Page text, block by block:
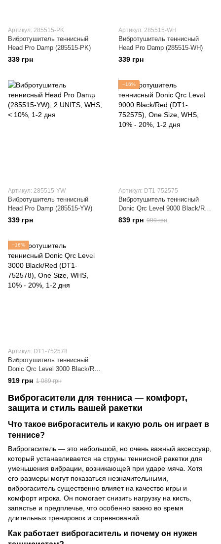
Артикул: 285515-PK
Вибротушитель теннисный
Head Pro Damp (285515-PK)
339 грн
Артикул: 285515-WH
Вибротушитель теннисный
Head Pro Damp (285515-WH)
339 грн
Артикул: 285515-YW
Вибротушитель теннисный
Head Pro Damp (285515-YW)
339 грн
−16%
Артикул: DT1-752575
Вибротушитель теннисный
Donic Qrc Level 9000 Black/Red
(DT1-752575)
839 грн 999 грн
−16%
Артикул: DT1-752578
Вибротушитель теннисный
Donic Qrc Level 3000 Black/Red
(DT1-752578)
919 грн 1 089 грн
Виброгасители для тенниса — комфорт,
защита и стиль вашей ракетки
Что такое виброгаситель и какую роль он играет в
теннисе?
Виброгаситель — это небольшой, но очень важный аксессуар,
который устанавливается на струны теннисной ракетки для
уменьшения вибрации, возникающей при ударе мяча. Хотя
его размеры могут показаться незначительными,
виброгаситель существенно влияет на качество игры и
комфорт игрока. Он помогает снизить нагрузку на кисть,
запястье и предплечье, что особенно важно во время
длительных тренировок и соревнований.
Как работает виброгаситель и почему он нужен